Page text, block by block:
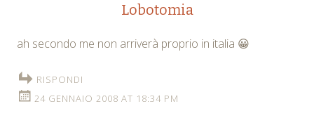
Lobotomia
ah secondo me non arriverà proprio in italia 😀
RISPONDI
24 GENNAIO 2008 AT 18:34 PM